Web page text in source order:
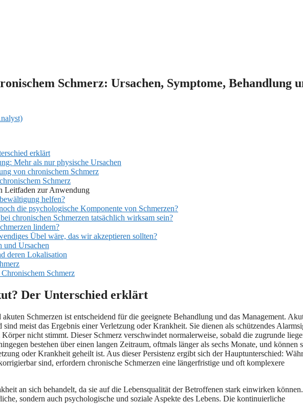
Schmerz: Ursachen, Symptome, Behandlung
erklärt
Mehr als nur physische Ursachen
von chronischem Schmerz
Schmerz
Leitfaden zur Anwendung
helfen?
die psychologische Komponente von Schmerzen?
chronischen Schmerzen tatsächlich wirksam sein?
lindern?
Übel wäre, das wir akzeptieren sollten?
und Ursachen
deren Lokalisation
Schmerz
Der Unterschied erklärt
Schmerzen ist entscheidend für die geeignete Behandlung und das Management.
meist das Ergebnis einer Verletzung oder Krankheit. Sie dienen als schützendes
nicht stimmt. Dieser Schmerz verschwindet normalerweise, sobald die zugrunde
bestehen über einen langen Zeitraum, oftmals länger als sechs Monate, und können
oder Krankheit geheilt ist. Aus dieser Persistenz ergibt sich der Hauptunterschied:
sind, erfordern chronische Schmerzen eine längerfristige und oft komplexere
an sich behandelt, da sie auf die Lebensqualität der Betroffenen stark einwirken können.
sondern auch psychologische und soziale Aspekte des Lebens. Die kontinuierliche